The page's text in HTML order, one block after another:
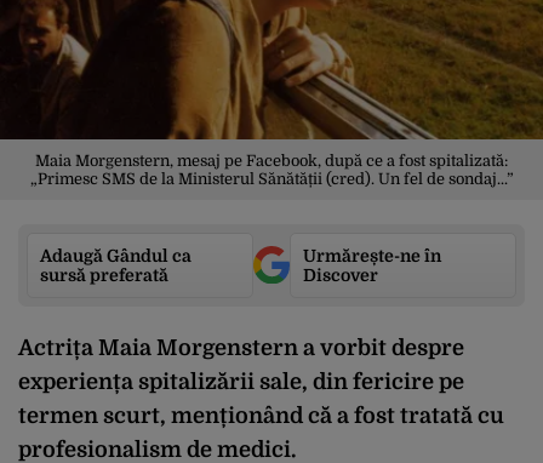
Maia Morgenstern, mesaj pe Facebook, după ce a fost spitalizată:
„Primesc SMS de la Ministerul Sănătății (cred). Un fel de sondaj...”
Adaugă Gândul ca
sursă preferată
Urmărește-ne în
Discover
Actrița Maia Morgenstern a vorbit despre
experiența spitalizării sale, din fericire pe
termen scurt, menționând că a fost tratată cu
profesionalism de medici.